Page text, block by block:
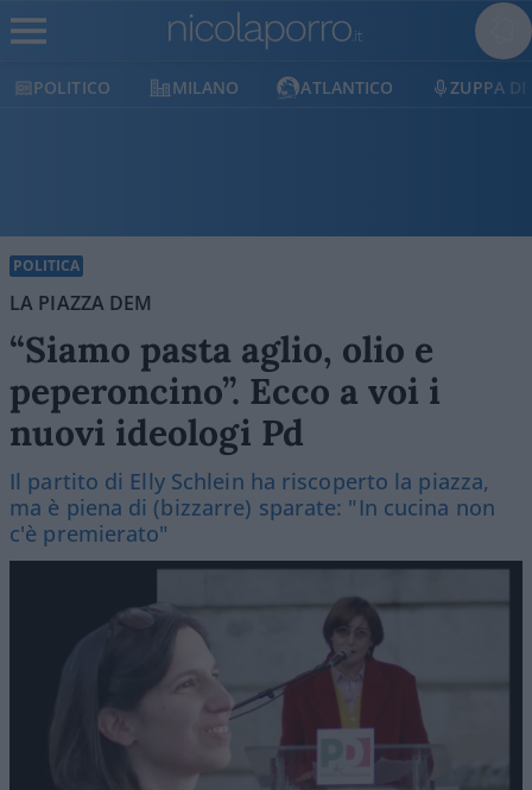
POLITICO MILANO ATLANTICO ZUPPA DI
POLITICA
LA PIAZZA DEM
“Siamo pasta aglio, olio e
peperoncino”. Ecco a voi i
nuovi ideologi Pd
Il partito di Elly Schlein ha riscoperto la piazza,
ma è piena di (bizzarre) sparate: "In cucina non
c'è premierato"